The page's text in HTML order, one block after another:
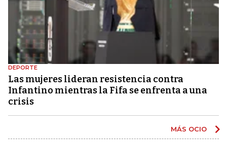
DEPORTE
Las mujeres lideran resistencia contra
Infantino mientras la Fifa se enfrenta a una
crisis
MÁS OCIO